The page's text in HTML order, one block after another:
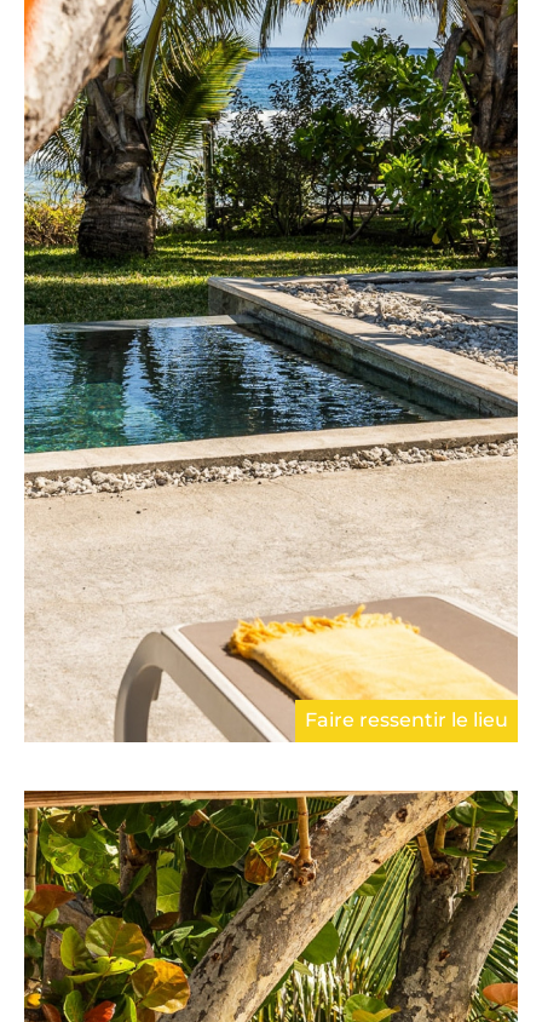
Faire ressentir le lieu